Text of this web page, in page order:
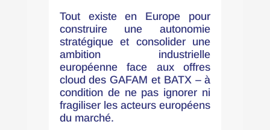
Tout existe en Europe pour
construire une autonomie
stratégique et consolider une
ambition industrielle
européenne face aux offres
cloud des GAFAM et BATX – à
condition de ne pas ignorer ni
fragiliser les acteurs européens
du marché.